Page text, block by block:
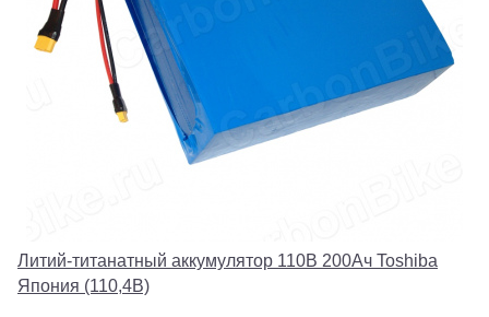
Литий-титанатный аккумулятор 110В 200Ач Toshiba
Япония (110,4В)